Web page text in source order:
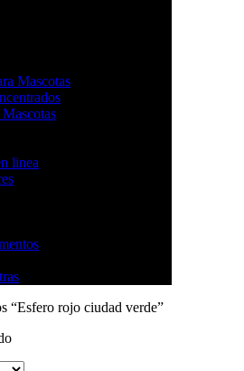
Mascotas
Mascotas
linea
“Esfero rojo ciudad verde”